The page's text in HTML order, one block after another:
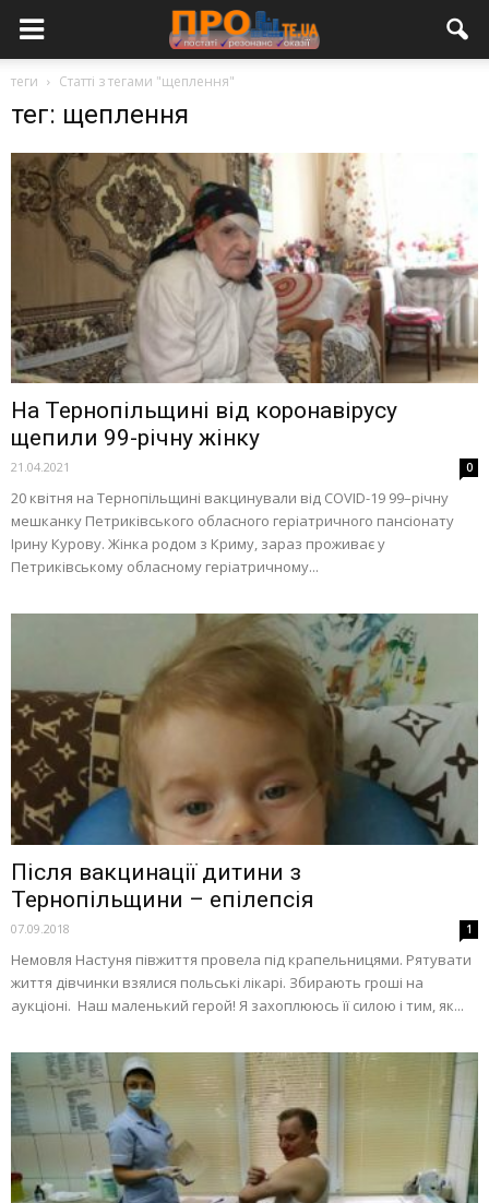
теги Статті з тегами "щеплення"
тег: щеплення
На Тернопільщині від коронавірусу
щепили 99-річну жінку
21.04.2021 0
20 квітня на Тернопільщині вакцинували від COVID-19 99–річну
мешканку Петриківського обласного геріатричного пансіонату
Ірину Курову. Жінка родом з Криму, зараз проживає у
Петриківському обласному геріатричному...
Після вакцинації дитини з
Тернопільщини – епілепсія
07.09.2018 1
Немовля Настуня півжиття провела під крапельницями. Рятувати
життя дівчинки взялися польські лікарі. Збирають гроші на
аукціоні. Наш маленький герой! Я захоплююсь її силою і тим, як...